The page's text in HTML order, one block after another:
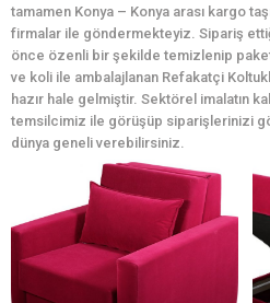
tamamen Konya – Konya arası kargo
firmalar ile göndermekteyiz. Sipariş
önce özenli bir şekilde temizlenip
ve koli ile ambalajlanan Refakatçi
hazır hale gelmiştir. Sektörel imalatın
temsilcimiz ile görüşüp siparişlerinizi
dünya geneli verebilirsiniz.